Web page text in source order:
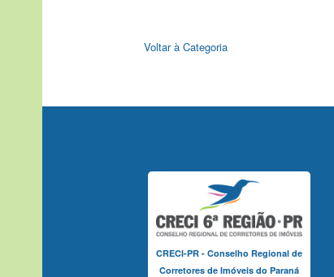
Voltar à Categoria
CRECI-PR - Conselho Regional de
Corretores de Imóveis do Paraná